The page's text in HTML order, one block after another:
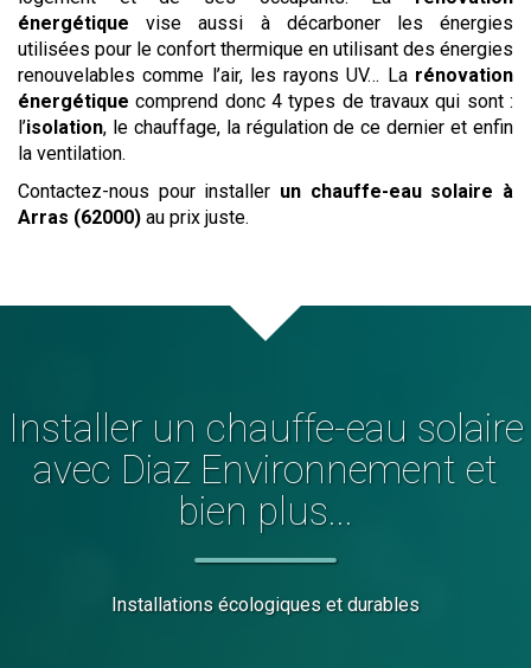
énergétique vise aussi à décarboner les énergies
utilisées pour le confort thermique en utilisant des énergies
renouvelables comme l’air, les rayons UV… La rénovation
énergétique comprend donc 4 types de travaux qui sont :
l’isolation, le chauffage, la régulation de ce dernier et enfin
la ventilation.
Contactez-nous pour installer un chauffe-eau solaire à
Arras (62000) au prix juste.
Installer un chauffe-eau solaire
avec Diaz Environnement et
bien plus...
Installations écologiques et durables